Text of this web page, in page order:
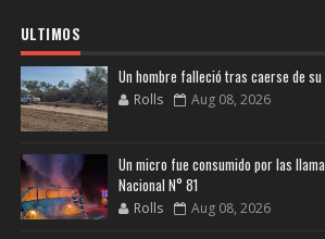
ULTIMOS
Un hombre falleció tras caerse de
Rolls Aug 08, 2026
Un micro fue consumido por las
Nacional N° 81
Rolls Aug 08, 2026